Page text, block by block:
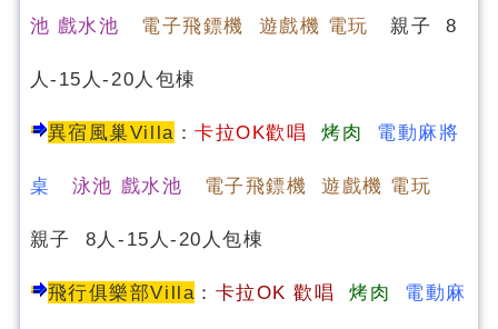
池 戲水池 電子飛鏢機 遊戲機 電玩 親子 8
人-15人-20人包棟
異宿風巢Villa ：卡拉OK歡唱 烤肉 電動麻將
桌 泳池 戲水池 電子飛鏢機 遊戲機 電玩
親子 8人-15人-20人包棟
飛行俱樂部Villa ： 卡拉OK 歡唱 烤肉 電動麻